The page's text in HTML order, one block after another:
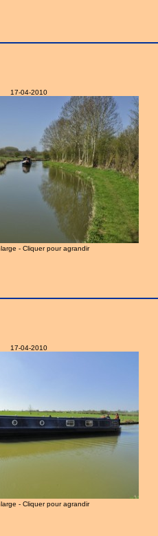
17-04-2010
- Cliquer pour agrandir
17-04-2010
- Cliquer pour agrandir